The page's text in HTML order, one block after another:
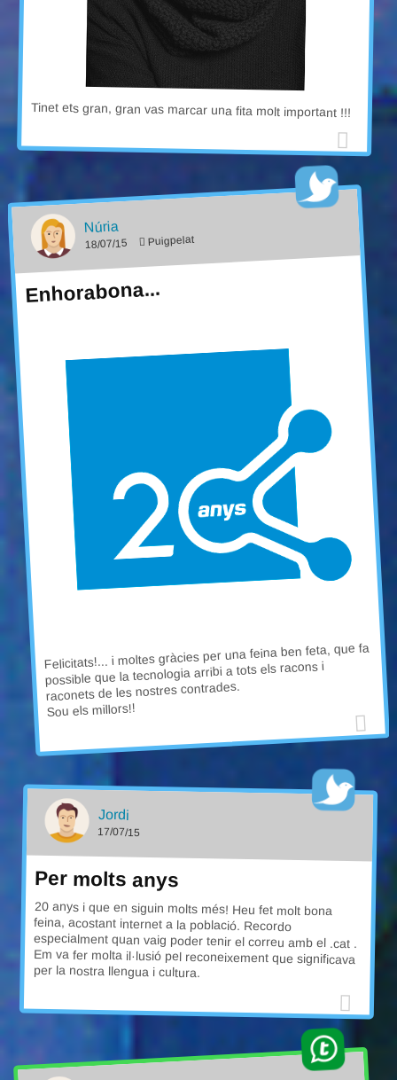
Tinet ets gran, gran vas marcar una fita molt important !!!
Núria
18/07/15 Puigpelat
Enhorabona...
Felicitats!... i moltes gràcies per una feina ben feta, que fa
possible que la tecnologia arribi a tots els racons i
raconets de les nostres contrades.
Sou els millors!!
Jordi
17/07/15
Per molts anys
20 anys i que en siguin molts més! Heu fet molt bona
feina, acostant internet a la població. Recordo
especialment quan vaig poder tenir el correu amb el .cat .
Em va fer molta il·lusió pel reconeixement que significava
per la nostra llengua i cultura.